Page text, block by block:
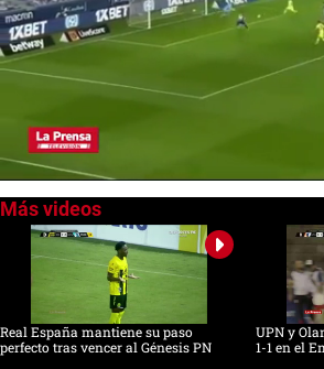
seconds
seconds
Real España mantiene su paso
perfecto tras vencer al Génesis PN
UPN y
1-1 en el